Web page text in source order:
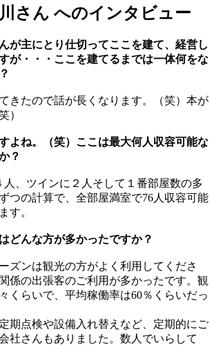
さん へのインタビュー
にとり仕切ってここを建て、経営し
が・・・ここを建てるまでは一体何をな
きたので話が長くなります。（笑）本が
）
。（笑）ここは最大何人収容可能な
？
、ツインに２人そして１番部屋数の多
つの計算で、全部屋満室で76人収容可能
す。
な方が多かったですか？
ズンは観光の方がよく利用してくださ
係の出張客のご利用が多かったです。観
くらいで、平均稼働率は60％くらいだっ
期点検や設備入れ替えなど、定期的にご
社さんもありました。数人でいらして